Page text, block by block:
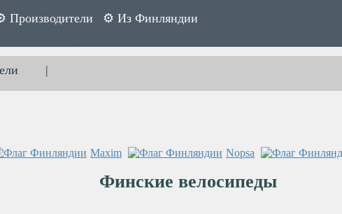
Производители ⚙ Из Финляндии
|
Maxim Nopsa
Финские велосипеды